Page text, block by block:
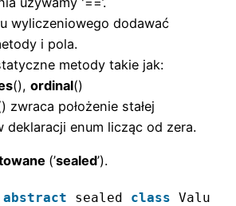
wyliczeniowego dodawać
i pola.
metody takie jak:
(), ordinal()
zwraca położenie stałej
deklaracji enum licząc od zera.
(’sealed’).
abstract sealed class Value